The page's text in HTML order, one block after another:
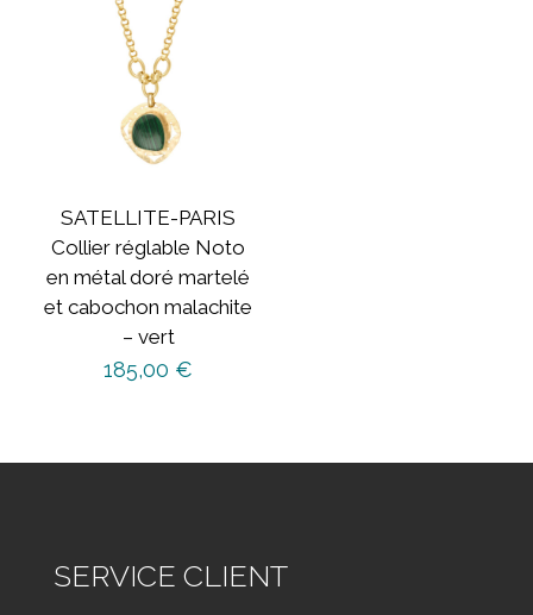
SATELLITE-PARIS
Collier réglable Noto
en métal doré martelé
et cabochon malachite
– vert
185,00 €
SERVICE CLIENT